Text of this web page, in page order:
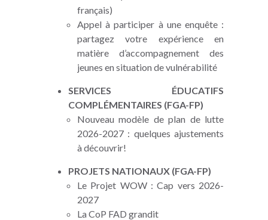
français)
Appel à participer à une enquête :
partagez votre expérience en
matière d’accompagnement des
jeunes en situation de vulnérabilité
SERVICES ÉDUCATIFS
COMPLÉMENTAIRES (FGA-FP)
Nouveau modèle de plan de lutte
2026-2027 : quelques ajustements
à découvrir!
PROJETS NATIONAUX (FGA-FP)
Le Projet WOW : Cap vers 2026-
2027
La CoP FAD grandit